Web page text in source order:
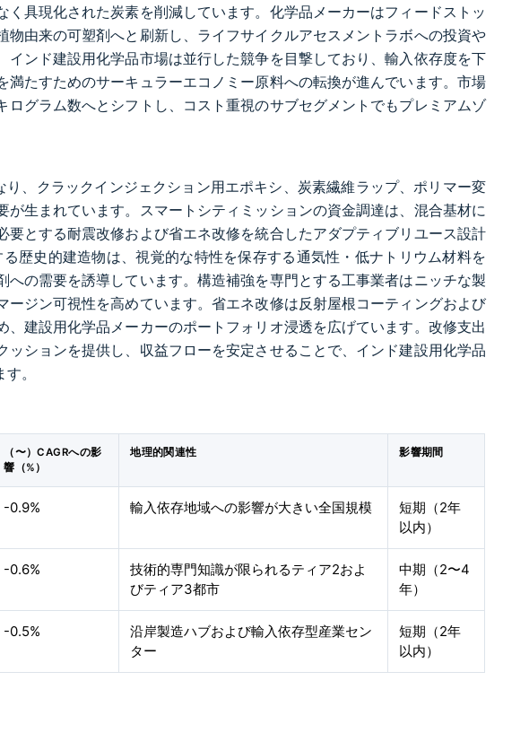
具現化された炭素を削減しています。化学品メーカーはフィードストッ
由来の可塑剤へと刷新し、ライフサイクルアセスメントラボへの投資や
ンド建設用化学品市場は並行した競争を目撃しており、輸入依存度を下
たすためのサーキュラーエコノミー原料への転換が進んでいます。市場
グラム数へとシフトし、コスト重視のサブセグメントでもプレミアムゾ
、クラックインジェクション用エポキシ、炭素繊維ラップ、ポリマー変
生まれています。スマートシティミッションの資金調達は、混合基材に
とする耐震改修および省エネ改修を統合したアダプティブリユース設計
歴史的建造物は、視覚的な特性を保存する通気性・低ナトリウム材料を
の需要を誘導しています。構造補強を専門とする工事業者はニッチな製
ジン可視性を高めています。省エネ改修は反射屋根コーティングおよび
建設用化学品メーカーのポートフォリオ浸透を広げています。改修支出
ションを提供し、収益フローを安定させることで、インド建設用化学品
。
（〜）CAGRへの影
響（%）
地理的関連性 影響期間
-0.9% 輸入依存地域への影響が大きい全国規模
短期（2年
以内）
-0.6%
技術的専門知識が限られるティア2およ
びティア3都市
中期（2〜4
年）
-0.5%
沿岸製造ハブおよび輸入依存型産業セン
ター
短期（2年
以内）